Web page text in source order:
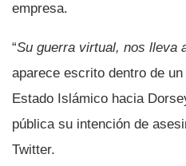
empresa.
“Su guerra virtual, nos lleva
aparece escrito dentro de
Estado Islámico hacia
pública su intención de
Twitter.